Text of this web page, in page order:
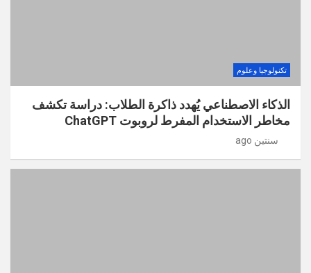
تكنولوجيا وعلوم
الذكاء الاصطناعي يُهدد ذاكرة الطلاب: دراسة تكشف
مخاطر الاستخدام المفرط لروبوت ChatGPT
سنتين ago